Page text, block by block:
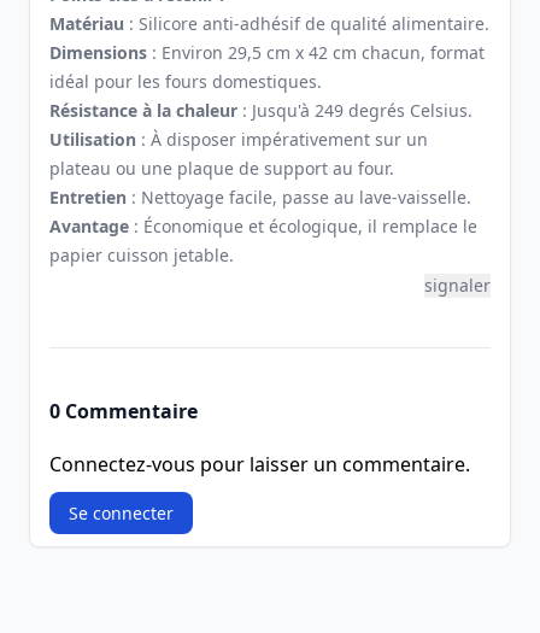
Matériau : Silicore anti-adhésif de qualité alimentaire.
Dimensions : Environ 29,5 cm x 42 cm chacun, format
idéal pour les fours domestiques.
Résistance à la chaleur : Jusqu'à 249 degrés Celsius.
Utilisation : À disposer impérativement sur un
plateau ou une plaque de support au four.
Entretien : Nettoyage facile, passe au lave-vaisselle.
Avantage : Économique et écologique, il remplace le
papier cuisson jetable.
signaler
0 Commentaire
Connectez-vous pour laisser un commentaire.
Se connecter